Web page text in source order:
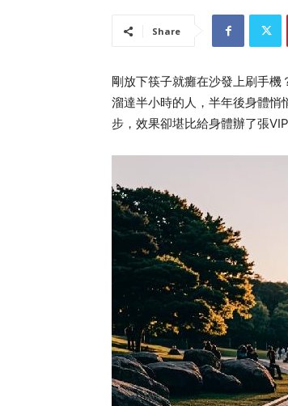
Share
剛放下筷子就癱在沙發上刷手
溜達半小時的人，半年後身體
步，效果卻堪比給身體辦了張VIP